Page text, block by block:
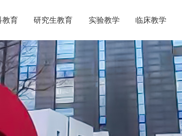
教育 研究生教育 实验教学 临床教学